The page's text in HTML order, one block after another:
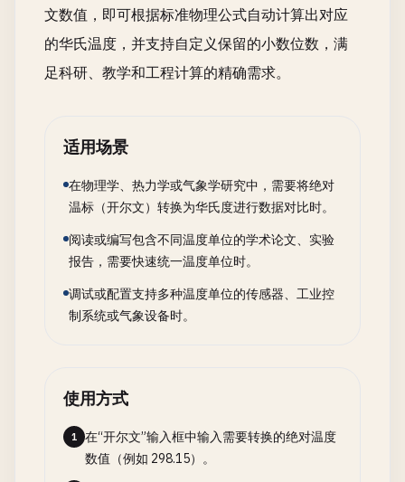
文数值，即可根据标准物理公式自动计算出对应
的华氏温度，并支持自定义保留的小数位数，满
足科研、教学和工程计算的精确需求。
适用场景
在物理学、热力学或气象学研究中，需要将绝对
温标（开尔文）转换为华氏度进行数据对比时。
阅读或编写包含不同温度单位的学术论文、实验
报告，需要快速统一温度单位时。
调试或配置支持多种温度单位的传感器、工业控
制系统或气象设备时。
使用方式
1
在“开尔文”输入框中输入需要转换的绝对温度
数值（例如 298.15）。